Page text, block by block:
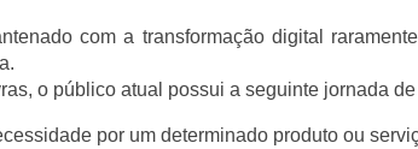
com a transformação digital
o público atual possui a seguinte jornada
por um determinado produto ou